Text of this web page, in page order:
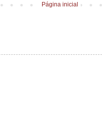
Página inicial